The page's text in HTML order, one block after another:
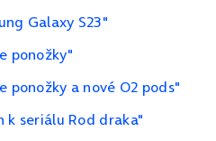
Galaxy S23"
ponožky"
ponožky a nové O2 pods"
k seriálu Rod draka"